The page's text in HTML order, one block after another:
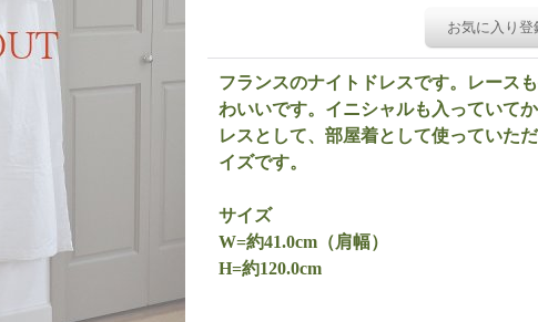
お気に入り登
フランスのナイトドレスです。レース
わいいです。イニシャルも入っていて
レスとして、部屋着として使っていた
イズです。
サイズ
W=約41.0cm（肩幅）
H=約120.0cm